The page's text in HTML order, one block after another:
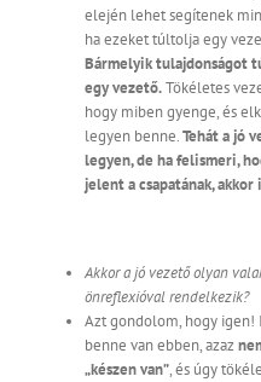
elején lehet segítenek
ha ezeket túltolja egy
Bármelyik tulajdonságot
egy vezető.Tökéletes
hogy miben gyenge, és
legyen benne.Tehát a jó
legyen, de ha felismeri,
jelent a csapatának,
Akkor a jó vezető olyan
önreflexióval rendelkezik?
Azt gondolom, hogy igen!
benne van ebben, azaz
„készen van”, és úgy